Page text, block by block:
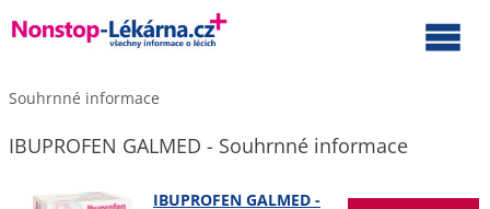
Souhrnné informace
IBUPROFEN GALMED - Souhrnné informace
IBUPROFEN GALMED -